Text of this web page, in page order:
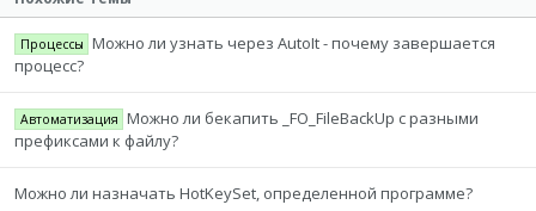
Процессы Можно ли узнать через AutoIt - почему завершается
процесс?
Автоматизация Можно ли бекапить _FO_FileBackUp с разными
префиксами к файлу?
Можно ли назначать HotKeySet, определенной программе?